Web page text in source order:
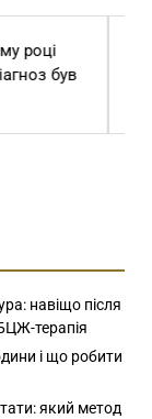
мене
навіщо після
терапія
і що робити
який метод